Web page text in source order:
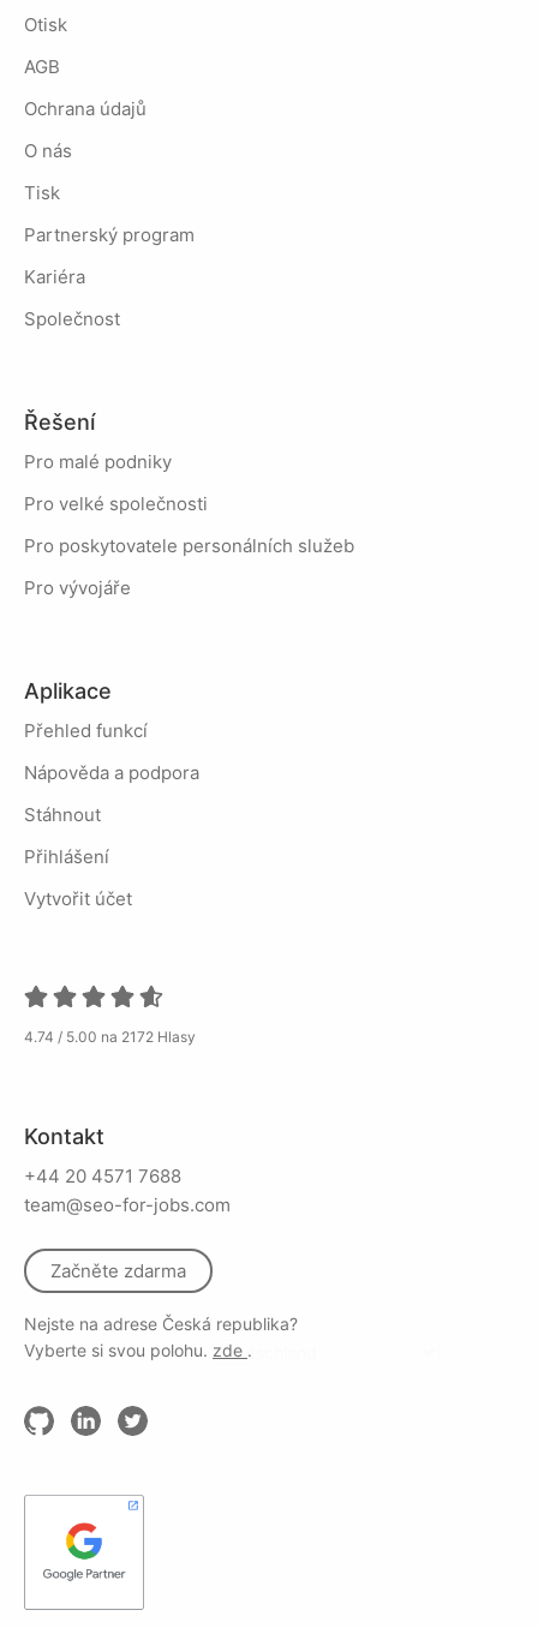
Otisk
AGB
Ochrana údajů
O nás
Tisk
Partnerský program
Kariéra
Společnost
Řešení
Pro malé podniky
Pro velké společnosti
Pro poskytovatele personálních služeb
Pro vývojáře
Aplikace
Přehled funkcí
Nápověda a podpora
Stáhnout
Přihlášení
Vytvořit účet
4.74 / 5.00 na 2172 Hlasy
Kontakt
+44 20 4571 7688
team@seo-for-jobs.com
Začněte zdarma
Nejste na adrese Česká republika?
Vyberte si svou polohu. zde .